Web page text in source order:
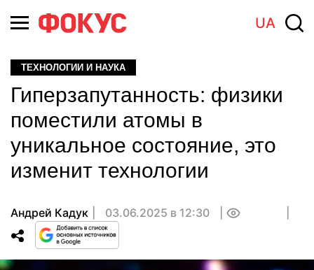
UA
ТЕХНОЛОГИИ И НАУКА
Гиперзапутанность: физики
поместили атомы в
уникальное состояние, это
изменит технологии
Андрей Кадук 03.06.2025 в 12:30